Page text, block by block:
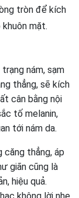
tròn để kích
mặt.
nám, sạm
thẳng, sẽ kích
cân bằng nội
tố melanin,
tới nám da.
căng thẳng, áp
giãn cũng là
hiệu quả.